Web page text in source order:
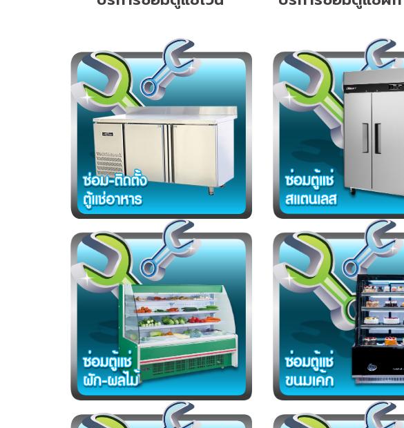
บริการซ่อมตู้แช่ไวน์ บริการซ่อมตู้แช่ผัก